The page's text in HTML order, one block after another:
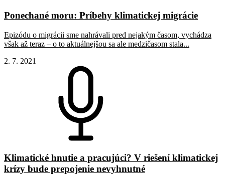
Ponechané moru: Príbehy klimatickej migrácie
Epizódu o migrácii sme nahrávali pred nejakým časom, vychádza
však až teraz – o to aktuálnejšou sa ale medzičasom stala...
2. 7. 2021
Klimatické hnutie a pracujúci? V riešení klimatickej
krízy bude prepojenie nevyhnutné